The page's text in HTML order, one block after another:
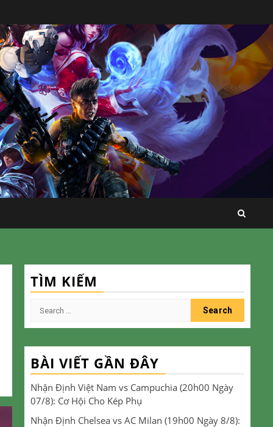
TÌM KIẾM
Search
BÀI VIẾT GẦN ĐÂY
Nhận Định Việt Nam vs Campuchia (20h00 Ngày
07/8): Cơ Hội Cho Kép Phụ
Nhận Định Chelsea vs AC Milan (19h00 Ngày 8/8):